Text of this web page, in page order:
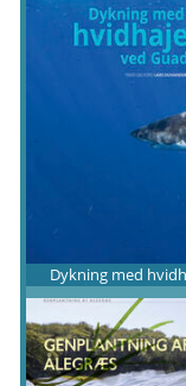
Dykning med